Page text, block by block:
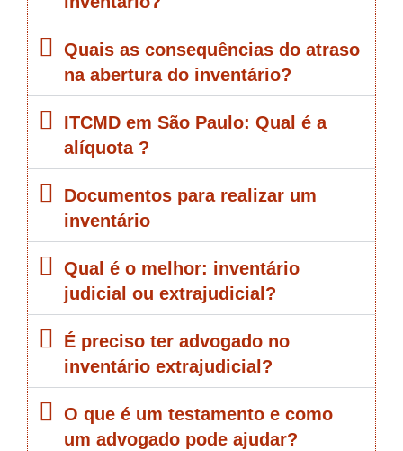
Quais as consequências do atraso
na abertura do inventário?
ITCMD em São Paulo: Qual é a
alíquota ?
Documentos para realizar um
inventário
Qual é o melhor: inventário
judicial ou extrajudicial?
É preciso ter advogado no
inventário extrajudicial?
O que é um testamento e como
um advogado pode ajudar?